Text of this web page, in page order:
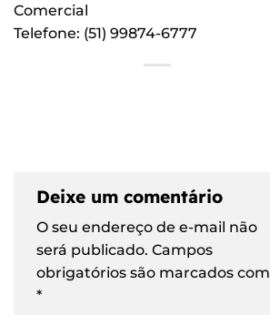
Comercial
Telefone: (51) 99874-6777
Deixe um comentário
O seu endereço de e-mail não
será publicado. Campos
obrigatórios são marcados com
*